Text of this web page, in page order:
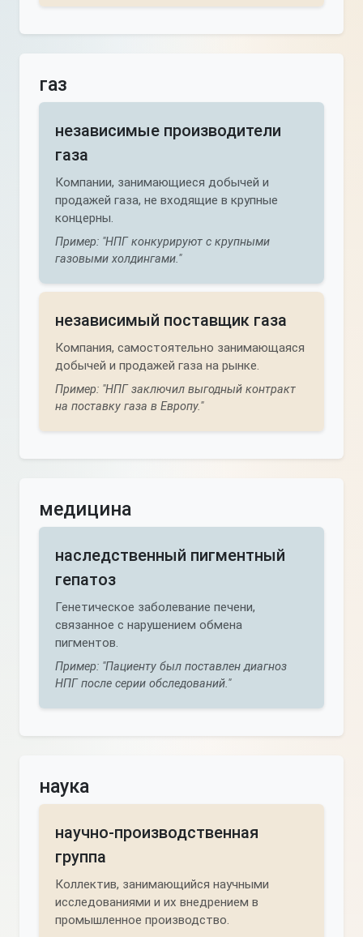
газ
независимые производители
газа
Компании, занимающиеся добычей и
продажей газа, не входящие в крупные
концерны.
Пример: "НПГ конкурируют с крупными
газовыми холдингами."
независимый поставщик газа
Компания, самостоятельно занимающаяся
добычей и продажей газа на рынке.
Пример: "НПГ заключил выгодный контракт
на поставку газа в Европу."
медицина
наследственный пигментный
гепатоз
Генетическое заболевание печени,
связанное с нарушением обмена
пигментов.
Пример: "Пациенту был поставлен диагноз
НПГ после серии обследований."
наука
научно-производственная
группа
Коллектив, занимающийся научными
исследованиями и их внедрением в
промышленное производство.